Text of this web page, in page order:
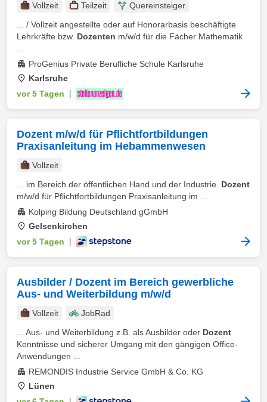
Vollzeit Teilzeit
Quereinsteiger
... / Vollzeit angestellte oder auf Honorarbasis beschäftigte
Lehrkräfte bzw. Dozenten m/w/d für die Fächer Mathematik
ProGenius Private Berufliche Schule Karlsruhe
Karlsruhe
vor 5 Tagen
Dozent m/w/d für Pflichtfortbildungen
Praxisanleitung im Hebammenwesen
Vollzeit
... im Bereich der öffentlichen Hand und der Industrie. Dozent
m/w/d für Pflichtfortbildungen Praxisanleitung im ...
Kolping Bildung Deutschland gGmbH
Gelsenkirchen
vor 5 Tagen
Ausbilder / Dozent im Bereich gewerbliche
Aus- und Weiterbildung m/w/d
Vollzeit
JobRad
... Aus- und Weiterbildung z.B. als Ausbilder oder Dozent
Kenntnisse und sicherer Umgang mit den gängigen Office-
Anwendungen ...
REMONDIS Industrie Service GmbH & Co. KG
Lünen